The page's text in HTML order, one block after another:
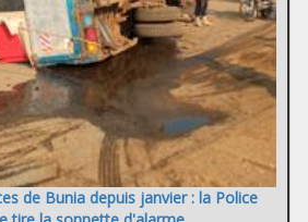
de Bunia depuis janvier : la Police